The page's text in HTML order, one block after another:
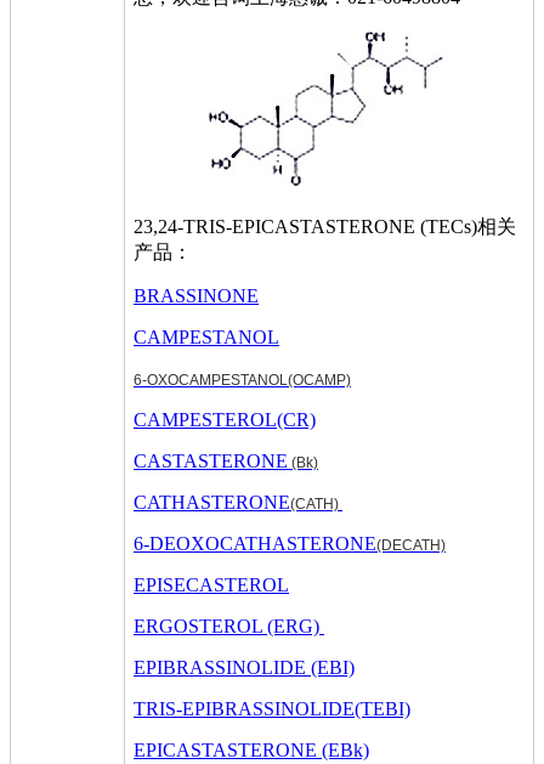
23,24-TRIS-EPICASTASTERONE (TECs)相关
产品：
BRASSINONE
CAMPESTANOL
6-OXOCAMPESTANOL(OCAMP)
CAMPESTEROL(CR)
CASTASTERONE (Bk)
CATHASTERONE(CATH)
6-DEOXOCATHASTERONE(DECATH)
EPISECASTEROL
ERGOSTEROL (ERG)
EPIBRASSINOLIDE (EBI)
TRIS-EPIBRASSINOLIDE(TEBI)
EPICASTASTERONE (EBk)